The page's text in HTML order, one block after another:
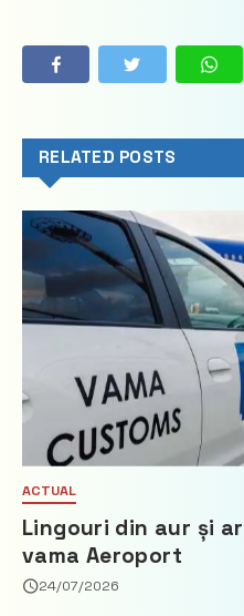
RELATED POSTS
ACTUAL
Lingouri din aur și
vama Aeroport
24/07/2026